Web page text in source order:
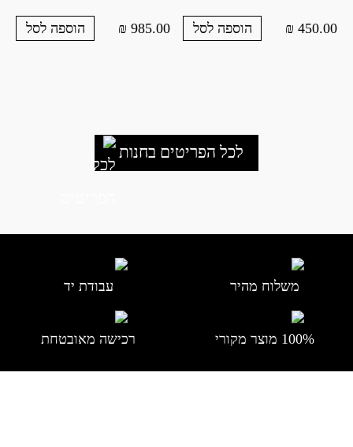
450.00
₪ הוספה לסל 985.00
₪ הוספה לסל
לכל הפריטים בחנות
משלוח מהיר עבודת יד
100% מוצר מקורי רכישה מאובטחת